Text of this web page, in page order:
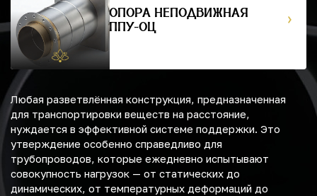
ОПОРА НЕПОДВИЖНАЯ
ППУ-ОЦ
Любая разветвлённая конструкция, предназначенная
для транспортировки веществ на расстояние,
нуждается в эффективной системе поддержки. Это
утверждение особенно справедливо для
трубопроводов, которые ежедневно испытывают
совокупность нагрузок — от статических до
динамических, от температурных деформаций до